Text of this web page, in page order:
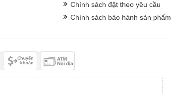
Chính sách đặt theo yêu cầu
Chính sách bảo hành sản phẩm